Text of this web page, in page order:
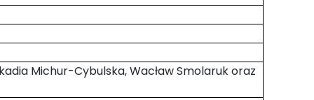
Michur-Cybulska, Wacław Smolaruk oraz